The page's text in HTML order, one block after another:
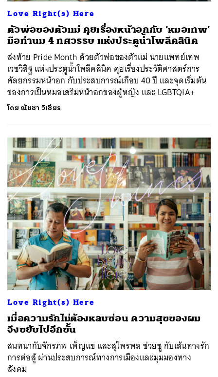
Love Right(s) Here
ตัวพ่อของตัวแม่ คุยเรื่องหน้าอกกับ ‘หมอเทพ’
มือทำนม 4 ทศวรรษ แห่งประตูน้ำโพลีคลินิค
ส่งท้าย Pride Month ด้วยตัวพ่อของตัวแม่ นายแพทย์เทพ
เวชวิสิฐ แห่งประตูน้ำโพลีคลินิค คุยเรื่องประวัติศาสตร์การ
ศัลยกรรมหน้าอก กับประสบการณ์เกือบ 40 ปี และจุดเริ่มต้น
ของการเป็นหมอเสริมหน้าอกของผู้หญิง และ LGBTQIA+
โดย ณัชชา วิเชียร
Love Right(s) Here
เมื่อความรักไม่ต้องหลบซ่อน ความสุขของผม
จึงขยับไปอีกขั้น
สนทนากับจักรภพ เพ็ญแข และสุไพรพล ช่วยชู กับเส้นทางรัก
การต่อสู้ ผ่านประสบการณ์ทางการเมืองและมุมมองทาง
สังคม